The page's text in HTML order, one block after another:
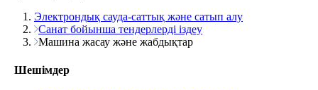
Электрондық сауда-саттық және сатып алу
Санат бойынша тендерлерді іздеу
Машина жасау және жабдықтар
Шешімдер